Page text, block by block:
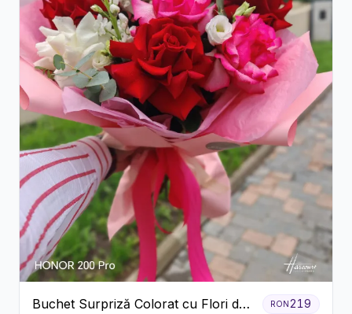
Buchet Surpriză Colorat cu Flori de
RON219